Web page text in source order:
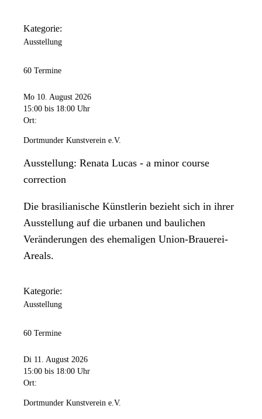
Kategorie:
Ausstellung
60 Termine
Mo 10. August 2026
15:00 bis 18:00 Uhr
Ort:
Dortmunder Kunstverein e.V.
Ausstellung: Renata Lucas - a minor course
correction
Die brasilianische Künstlerin bezieht sich in ihrer
Ausstellung auf die urbanen und baulichen
Veränderungen des ehemaligen Union-Brauerei-
Areals.
Kategorie:
Ausstellung
60 Termine
Di 11. August 2026
15:00 bis 18:00 Uhr
Ort:
Dortmunder Kunstverein e.V.